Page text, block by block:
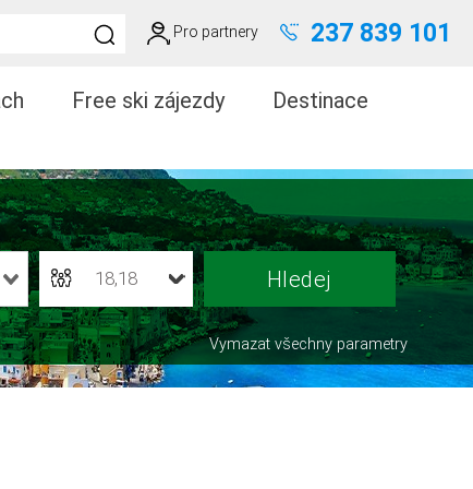
Pro partnery 237 839 101
Free ski zájezdy Destinace
18,18
Vymazat všechny parametry